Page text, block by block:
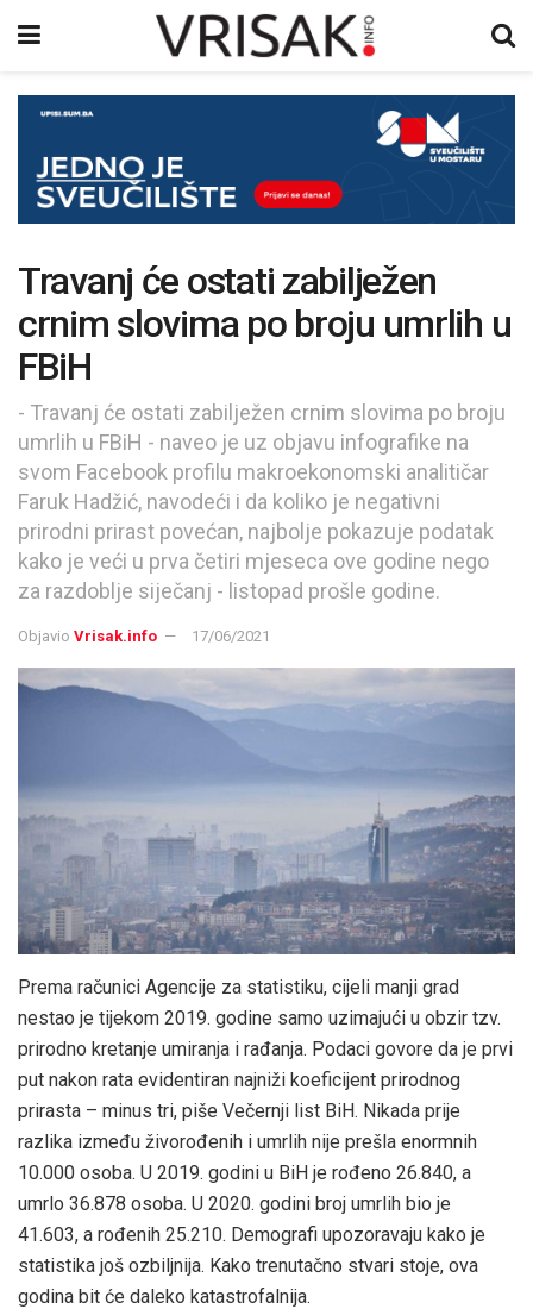
Travanj će ostati zabilježen
crnim slovima po broju umrlih u
FBiH
- Travanj će ostati zabilježen crnim slovima po broju
umrlih u FBiH - naveo je uz objavu infografike na
svom Facebook profilu makroekonomski analitičar
Faruk Hadžić, navodeći i da koliko je negativni
prirodni prirast povećan, najbolje pokazuje podatak
kako je veći u prva četiri mjeseca ove godine nego
za razdoblje siječanj - listopad prošle godine.
Objavio Vrisak.info 17/06/2021
Prema računici Agencije za statistiku, cijeli manji grad
nestao je tijekom 2019. godine samo uzimajući u obzir tzv.
prirodno kretanje umiranja i rađanja. Podaci govore da je prvi
put nakon rata evidentiran najniži koeficijent prirodnog
prirasta – minus tri, piše Večernji list BiH. Nikada prije
razlika između živorođenih i umrlih nije prešla enormnih
10.000 osoba. U 2019. godini u BiH je rođeno 26.840, a
umrlo 36.878 osoba. U 2020. godini broj umrlih bio je
41.603, a rođenih 25.210. Demografi upozoravaju kako je
statistika još ozbiljnija. Kako trenutačno stvari stoje, ova
godina bit će daleko katastrofalnija.